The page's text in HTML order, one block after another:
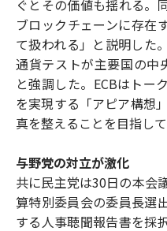
ぐとその価値も揺れる。
ブロックチェーンに存在
て扱われる」と説明した
通貨テストが主要国の中
と強調した。ECBはトー
を実現する「アピア構想
真を整えることを目指して
与野党の対立が激化
共に民主党は30日の本会
算特別委員会の委員長選
する人事聴聞報告書を採